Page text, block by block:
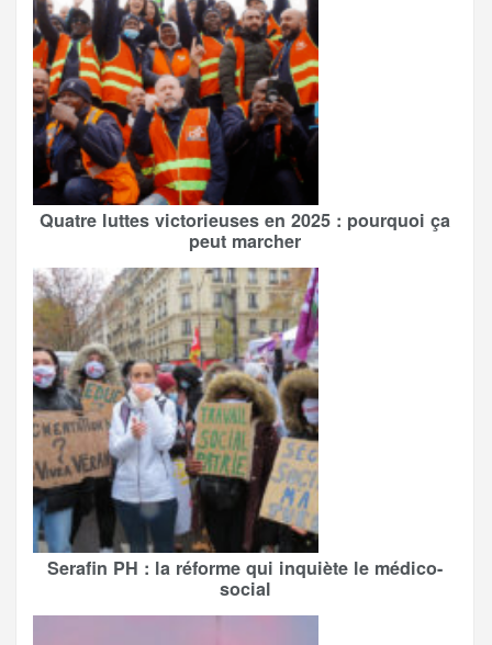
Quatre luttes victorieuses en 2025 : pourquoi ça
peut marcher
Serafin PH : la réforme qui inquiète le médico-
social